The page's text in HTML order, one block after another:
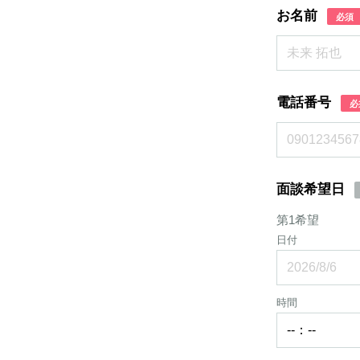
お名前 必須
電話番号 必
面談希望日
第1希望
日付
時間